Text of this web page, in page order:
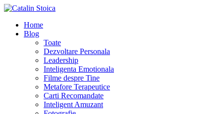
Home
Blog
Toate
Dezvoltare Personala
Leadership
Inteligenta Emotionala
Filme despre Tine
Metafore Terapeutice
Carti Recomandate
Inteligent Amuzant